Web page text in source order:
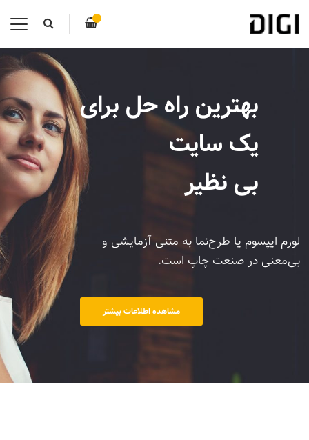
بهترین راه حل برای
یک سایت
بی نظیر
لورم ایپسوم یا طرح‌نما به متنی آزمایشی و
بی‌معنی در صنعت چاپ است.
مشاهده اطلاعات بیشتر